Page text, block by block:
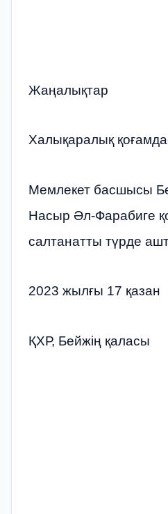
Жаңалықтар
Халықаралық
Мемлекет басшысы
Насыр Әл-Фарабиге
салтанатты түрде
2023 жылғы 17 қазан
ҚХР, Бейжің қаласы